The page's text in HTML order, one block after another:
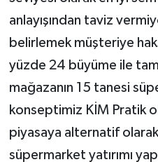
anlayışından taviz
belirlemek müşteriye
yüzde 24 büyüme ile
mağazanın 15 tanesi
konseptimiz KİM Pratik
piyasaya alternatif
süpermarket yatırımı